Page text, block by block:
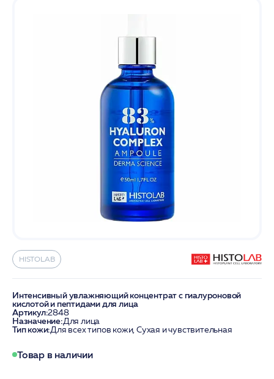
HISTOLAB
Интенсивный увлажняющий концентрат с гиалуроновой
кислотой и пептидами для лица
Артикул:2848
Назначение:Для лица
Тип кожи:Для всех типов кожи, Сухая и чувствительная
Товар в наличии